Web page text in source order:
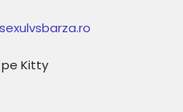
pe Kitty